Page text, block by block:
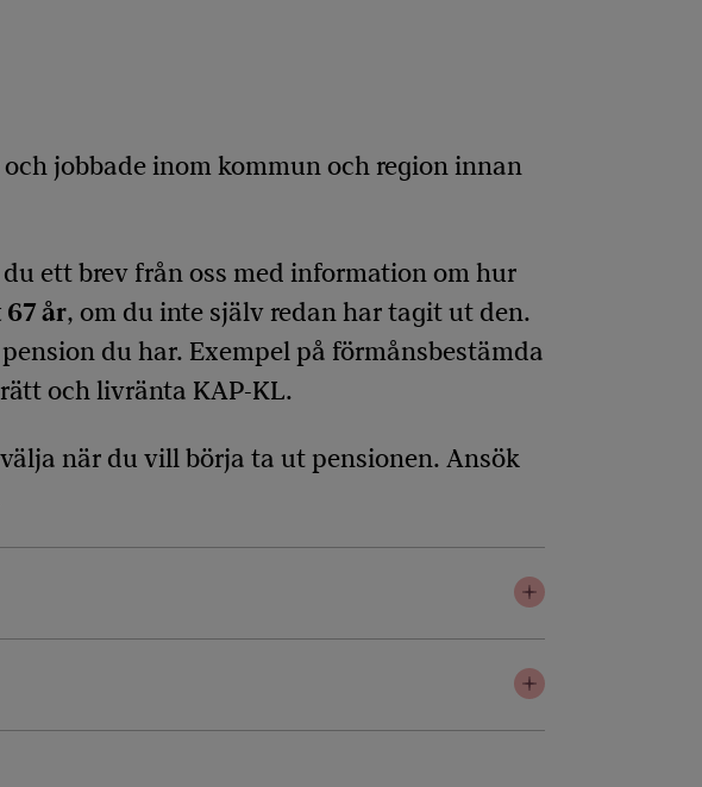
jobbade inom kommun och region innan
ett brev från oss med information om hur
år, om du inte själv redan har tagit ut den.
du har. Exempel på förmånsbestämda
och livränta KAP-KL.
när du vill börja ta ut pensionen. Ansök